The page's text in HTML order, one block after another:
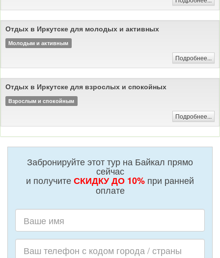
Отдых в Иркутске для молодых и активных
Молодым и активным
Подробнее...
Отдых в Иркутске для взрослых и спокойных
Взрослым и спокойным
Подробнее...
Забронируйте этот тур на Байкал прямо
сейчас
и получитеСКИДКУ ДО 10% при ранней
оплате